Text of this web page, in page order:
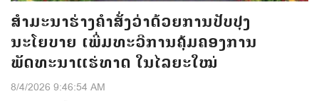
ສຳມະນາຮ່າງຄຳສັ່ງວ່າດ້ວຍການປັບປຸງ
ນະໂຍບາຍ ເພີ່ມທະວີການຄຸ້ມຄອງການ
ພັດທະນາແຮ່ທາດ ໃນໄລຍະໃໝ່
8/4/2026 9:46:54 AM